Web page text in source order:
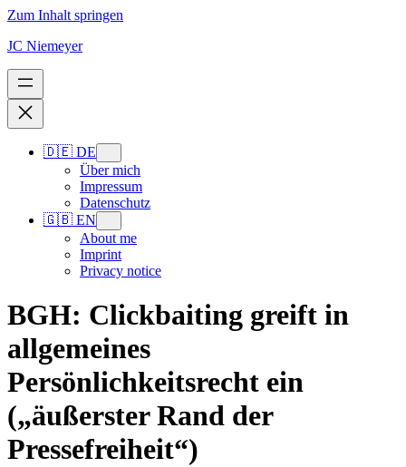
Zum Inhalt springen
JC Niemeyer
🇩🇪 DE
Über mich
Impressum
Datenschutz
🇬🇧 EN
About me
Imprint
Privacy notice
BGH: Clickbaiting greift in
allgemeines
Persönlichkeitsrecht ein
(„äußerster Rand der
Pressefreiheit“)